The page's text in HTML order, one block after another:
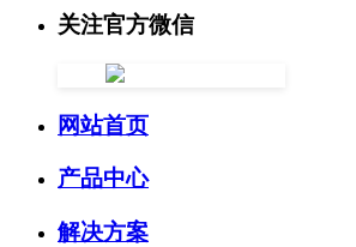
关注官方微信
网站首页
产品中心
解决方案